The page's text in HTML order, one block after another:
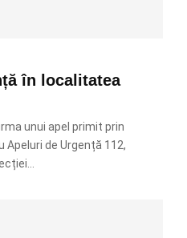
în localitatea
unui apel primit prin
Apeluri de Urgență 112,